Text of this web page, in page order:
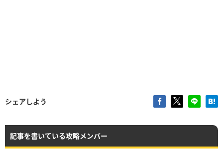
シェアしよう
記事を書いている攻略メンバー